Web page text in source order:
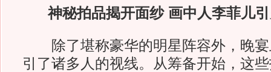
神秘拍品揭开面纱 画中人李菲儿引
除了堪称豪华的明星阵容外，晚宴
引了诸多人的视线。从筹备开始，这